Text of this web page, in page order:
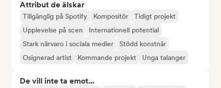
Attribut de älskar
Tillgänglig på Spotify Kompositör
Tidigt projekt
Upplevelse på scen
Internationell potential
Stark närvaro i sociala medier
Stödd konstnär
Osignerad artist
Kommande projekt Unga talanger
De vill inte ta emot...